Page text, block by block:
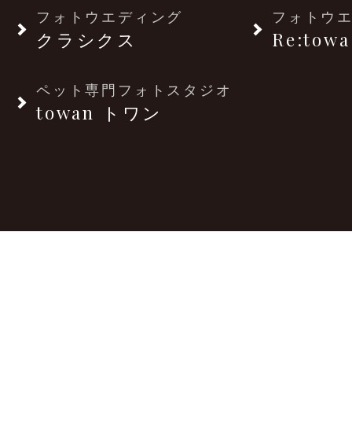
フォトウエディング
クラシクス
フォトウ
Re:towa
ペット専門フォトスタジオ
towan トワン